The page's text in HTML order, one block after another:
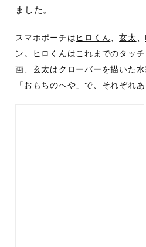
ました。
スマホポーチはヒロくん 、玄太
ン。ヒロくんはこれまでのタッ
画、玄太はクローバーを描いた
「おもちのへや」で、それぞれ